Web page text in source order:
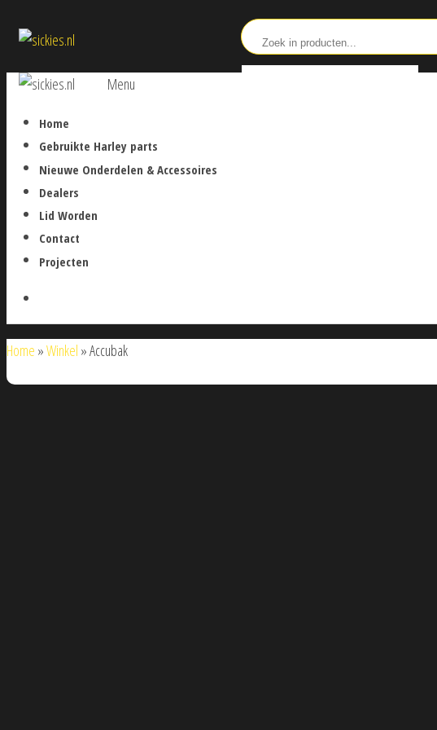
naar
inhoud
sickies.nl
Menu
Home
Gebruikte Harley parts
Nieuwe Onderdelen & Accessoires
Dealers
Lid Worden
Contact
Projecten
Home »Winkel »Accubak